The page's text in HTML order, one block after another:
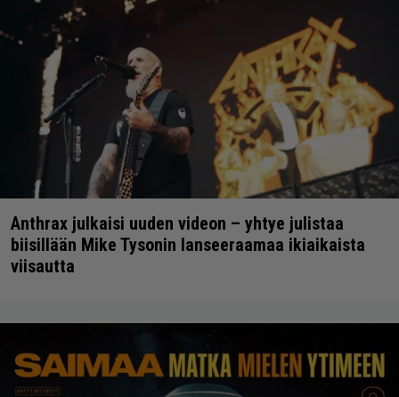
Anthrax julkaisi uuden videon – yhtye julistaa
biisillään Mike Tysonin lanseeraamaa ikiaikaista
viisautta